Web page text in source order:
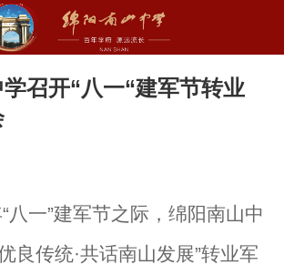
召开“八一“建军节转业
八一”建军节之际，绵阳南山中
良传统·共话南山发展”转业军